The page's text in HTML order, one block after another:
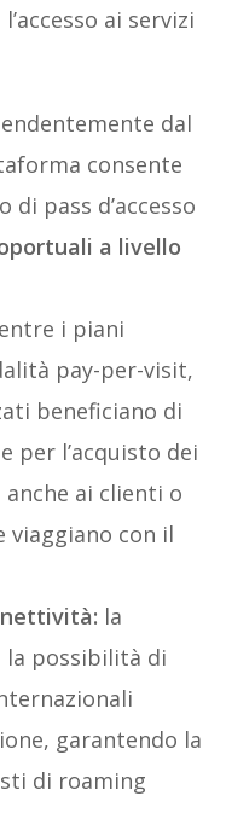
ai servizi
dal
consente
di pass d’accesso
a livello
i piani
pay-per-visit,
beneficiano di
per l’acquisto dei
ai clienti o
viaggiano con il
la
la possibilità di
garantendo la
di roaming